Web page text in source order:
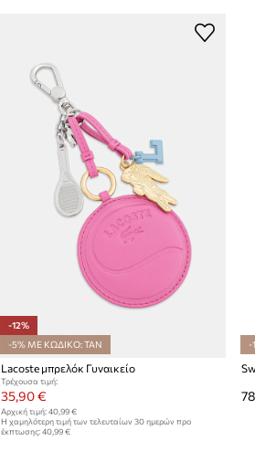
-12%
-5% ΜΕ ΚΩΔΙΚΟ: TAN
Lacoste μπρελόκ Γυναικείο
Τρέχουσα τιμή:
35,90 €
Αρχική τιμή: 40,99 €
Η χαμηλότερη τιμή των τελευταίων 30 ημερών προ
έκπτωσης: 40,99 €
-